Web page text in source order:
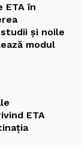
ETA în
și noile
modul
ETA